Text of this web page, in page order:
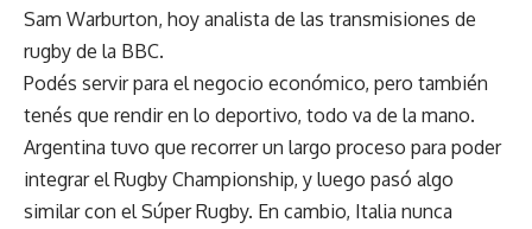
Sam Warburton, hoy analista de las transmisiones de
rugby de la BBC.
Podés servir para el negocio económico, pero también
tenés que rendir en lo deportivo, todo va de la mano.
Argentina tuvo que recorrer un largo proceso para poder
integrar el Rugby Championship, y luego pasó algo
similar con el Súper Rugby. En cambio, Italia nunca